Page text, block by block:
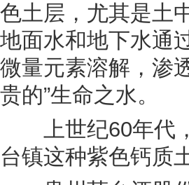
色土层，尤其是土
地面水和地下水通
微量元素溶解，渗
贵的”生命之水。
上世纪60年代，
台镇这种紫色钙质